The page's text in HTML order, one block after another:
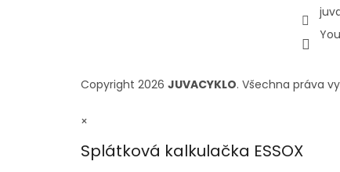
Copyright 2026 JUVACYKLO. Všechna práva
×
Splátková kalkulačka ESSOX